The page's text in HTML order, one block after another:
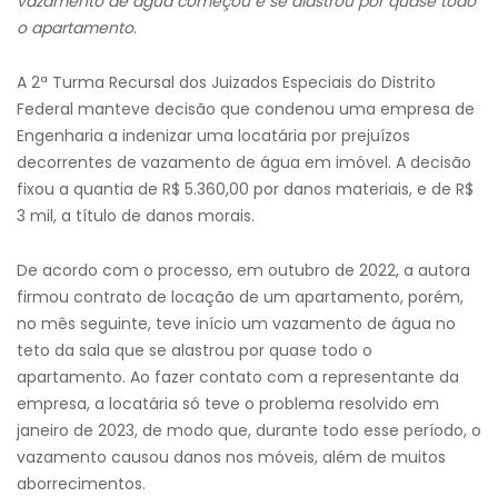
o apartamento.
A 2ª Turma Recursal dos Juizados Especiais do Distrito
Federal manteve decisão que condenou uma empresa de
Engenharia a indenizar uma locatária por prejuízos
decorrentes de vazamento de água em imóvel. A decisão
fixou a quantia de R$ 5.360,00 por danos materiais, e de R$
3 mil, a título de danos morais.
De acordo com o processo, em outubro de 2022, a autora
firmou contrato de locação de um apartamento, porém,
no mês seguinte, teve início um vazamento de água no
teto da sala que se alastrou por quase todo o
apartamento. Ao fazer contato com a representante da
empresa, a locatária só teve o problema resolvido em
janeiro de 2023, de modo que, durante todo esse período, o
vazamento causou danos nos móveis, além de muitos
aborrecimentos.